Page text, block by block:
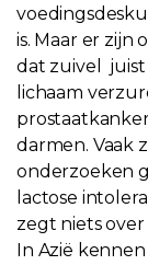
is. Maar er zijn
dat zuivel juist
lichaam
darmen. Vaak
onderzoeken
lactose
zegt niets
In Azië